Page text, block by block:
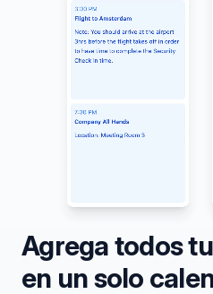
Agrega todos
en un solo